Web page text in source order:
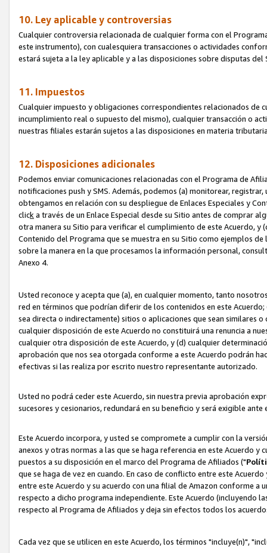
10. Ley aplicable y controversias
Cualquier controversia relacionada de cualquier forma con el
este instrumento), con cualesquiera transacciones o actividades
estará sujeta a la ley aplicable y a las disposiciones sobre disputas
11. Impuestos
Cualquier impuesto y obligaciones correspondientes relacionados de
incumplimiento real o supuesto del mismo), cualquier transacción o
nuestras filiales estarán sujetos a las disposiciones en materia
12. Disposiciones adicionales
Podemos enviar comunicaciones relacionadas con el Programa de
notificaciones push y SMS. Además, podemos (a) monitorear,
obtengamos en relación con su despliegue de Enlaces Especiales y
clicka través de un Enlace Especial desde su Sitio antes de comprar
otra manera su Sitio para verificar el cumplimiento de este Acuerdo,
Contenido del Programa que se muestra en su Sitio como ejemplos
sobre la manera en la que procesamos la información personal,
Anexo 4.
Usted reconoce y acepta que (a), en cualquier momento, tanto
red en términos que podrían diferir de los contenidos en este
sea directa o indirectamente) sitios o aplicaciones que sean similares
cualquier disposición de este Acuerdo no constituirá una renuncia a
cualquier otra disposición de este Acuerdo, y (d) cualquier
aprobación que nos sea otorgada conforme a este Acuerdo podrán
efectivas si las realiza por escrito nuestro representante autorizado.
Usted no podrá ceder este Acuerdo, sin nuestra previa aprobación
sucesores y cesionarios, redundará en su beneficio y será exigible
Este Acuerdo incorpora, y usted se compromete a cumplir con la
anexos y otras normas a las que se haga referencia en este Acuerdo
puestos a su disposición en el marco del Programa de Afiliados ("
que se haga de vez en cuando. En caso de conflicto entre este
entre este Acuerdo y su acuerdo con una filial de Amazon conforme
respecto a dicho programa independiente. Este Acuerdo (incluyendo
respecto al Programa de Afiliados y deja sin efectos todos los
Cada vez que se utilicen en este Acuerdo, los términos "incluye(n)",